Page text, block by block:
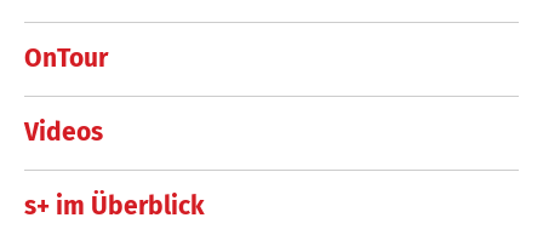
OnTour
Videos
s+ im Überblick